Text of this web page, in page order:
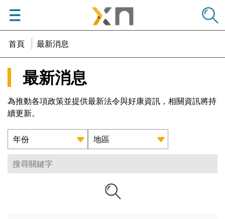
首頁 最新消息
最新消息
為推動各項政策並提供最新法令與好康資訊，相關資訊將持
續更新。
年份 地區